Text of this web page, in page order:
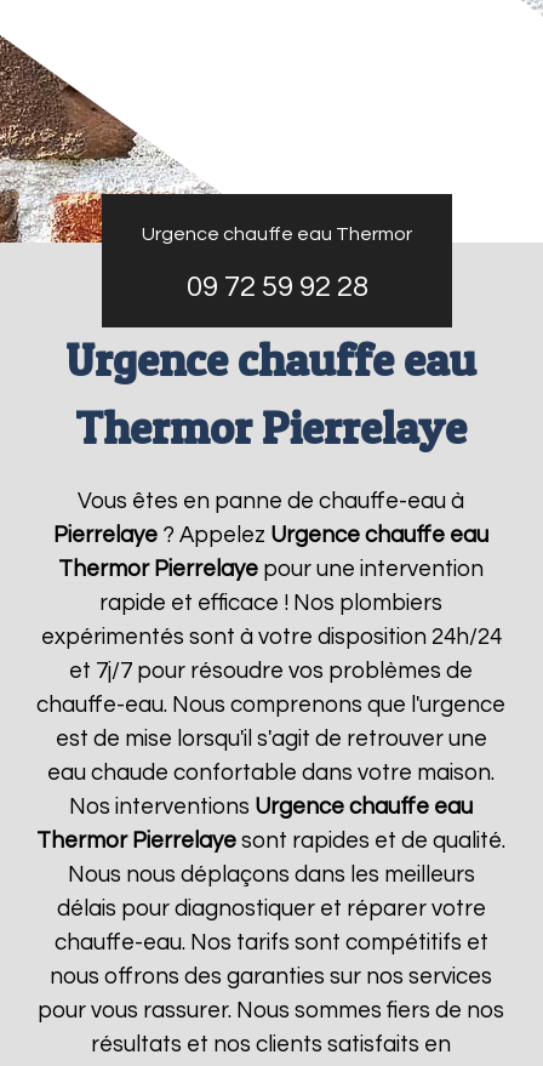
Urgence chauffe eau Thermor
09 72 59 92 28
Urgence chauffe eau
Thermor Pierrelaye
Vous êtes en panne de chauffe-eau à
Pierrelaye ? Appelez Urgence chauffe eau
Thermor Pierrelaye pour une intervention
rapide et efficace ! Nos plombiers
expérimentés sont à votre disposition 24h/24
et 7j/7 pour résoudre vos problèmes de
chauffe-eau. Nous comprenons que l'urgence
est de mise lorsqu'il s'agit de retrouver une
eau chaude confortable dans votre maison.
Nos interventions Urgence chauffe eau
Thermor Pierrelaye sont rapides et de qualité.
Nous nous déplaçons dans les meilleurs
délais pour diagnostiquer et réparer votre
chauffe-eau. Nos tarifs sont compétitifs et
nous offrons des garanties sur nos services
pour vous rassurer. Nous sommes fiers de nos
résultats et nos clients satisfaits en